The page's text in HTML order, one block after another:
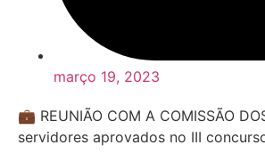
março 19, 2023
💼 REUNIÃO COM A COMISSÃO
servidores aprovados no III